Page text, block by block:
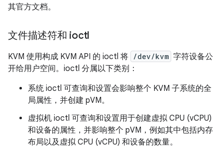
其官方文档。
文件描述符和 ioctl
KVM 使用构成 KVM API 的 ioctl 将 /dev/kvm 字符设备公
开给用户空间。ioctl 分属以下类别：
系统 ioctl 可查询和设置会影响整个 KVM 子系统的全
局属性，并创建 pVM。
虚拟机 ioctl 可查询和设置用于创建虚拟 CPU (vCPU)
和设备的属性，并影响整个 pVM，例如其中包括内存
布局以及虚拟 CPU (vCPU) 和设备的数量。